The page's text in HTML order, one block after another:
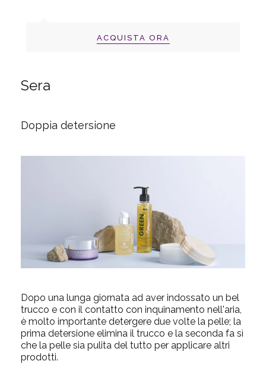
ACQUISTA ORA
Sera
Doppia detersione
Dopo una lunga giornata ad aver indossato un bel
trucco e con il contatto con inquinamento nell'aria,
è molto importante detergere due volte la pelle; la
prima detersione elimina il trucco e la seconda fa sì
che la pelle sia pulita del tutto per applicare altri
prodotti.